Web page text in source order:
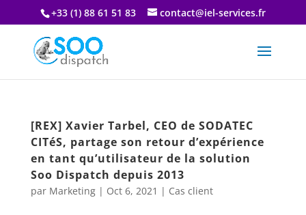
+33 (1) 88 61 51 83 contact@iel-services.fr
[REX] Xavier Tarbel, CEO de SODATEC
CITéS, partage son retour d’expérience
en tant qu’utilisateur de la solution
Soo Dispatch depuis 2013
par Marketing| Oct 6, 2021 | Cas client